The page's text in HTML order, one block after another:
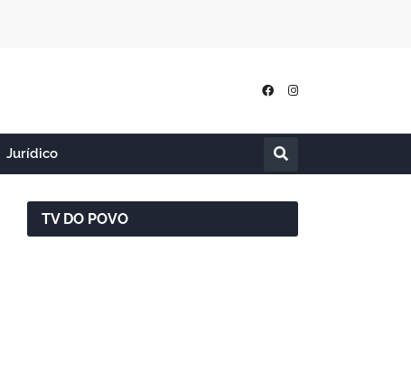
Jurídico
TV DO POVO